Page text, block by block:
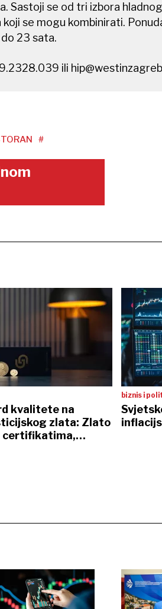
Sastoji se od tri izbora hladnog
se mogu kombinirati.
23 sata.
ili
#
kvalitete na
zlata: Zlato
certifikatima,
biznis i